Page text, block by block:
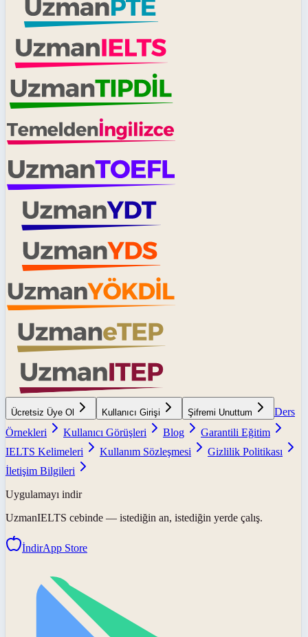
Ücretsiz Üye Ol Kullanıcı Girişi Şifremi Unuttum
Ders
Örnekleri
Kullanıcı Görüşleri Blog
Garantili Eğitim
IELTS Kelimeleri
Kullanım Sözleşmesi
Gizlilik Politikası
İletişim Bilgileri
Uygulamayı indir
UzmanIELTS cebinde — istediğin an, istediğin yerde çalış.
İndirApp Store